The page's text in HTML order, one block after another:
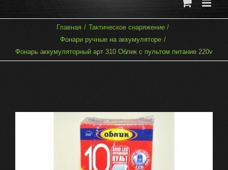
Главная
Тактическое снаряжение
Фонари ручные на аккумуляторе
Фонарь аккумуляторный арт 310 Облик с пультом питание 220v